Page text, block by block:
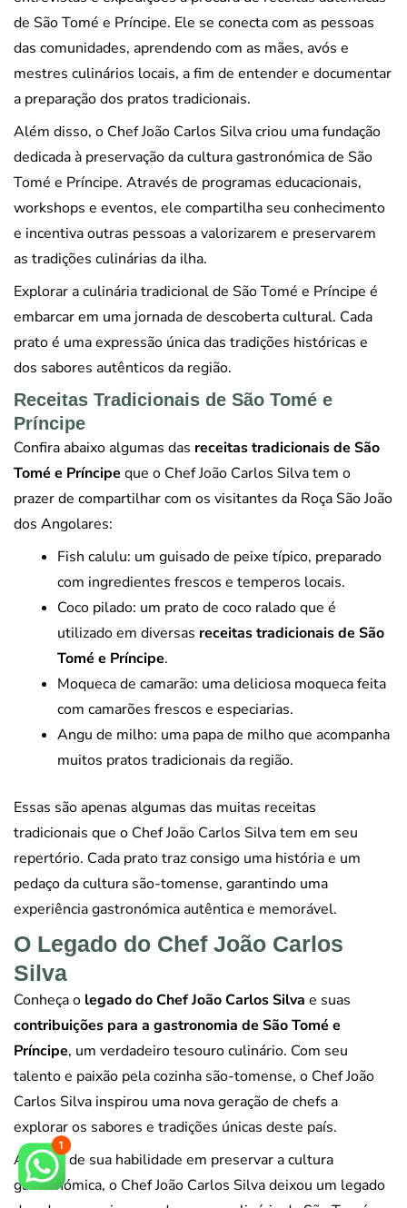
de São Tomé e Príncipe. Ele se conecta com as pessoas
das comunidades, aprendendo com as mães, avós e
mestres culinários locais, a fim de entender e documentar
a preparação dos pratos tradicionais.
Além disso, o Chef João Carlos Silva criou uma fundação
dedicada à preservação da cultura gastronómica de São
Tomé e Príncipe. Através de programas educacionais,
workshops e eventos, ele compartilha seu conhecimento
e incentiva outras pessoas a valorizarem e preservarem
as tradições culinárias da ilha.
Explorar a culinária tradicional de São Tomé e Príncipe é
embarcar em uma jornada de descoberta cultural. Cada
prato é uma expressão única das tradições históricas e
dos sabores autênticos da região.
Receitas Tradicionais de São Tomé e
Príncipe
Confira abaixo algumas das receitas tradicionais de São
Tomé e Príncipe que o Chef João Carlos Silva tem o
prazer de compartilhar com os visitantes da Roça São João
dos Angolares:
Fish calulu: um guisado de peixe típico, preparado
com ingredientes frescos e temperos locais.
Coco pilado: um prato de coco ralado que é
utilizado em diversas receitas tradicionais de São
Tomé e Príncipe.
Moqueca de camarão: uma deliciosa moqueca feita
com camarões frescos e especiarias.
Angu de milho: uma papa de milho que acompanha
muitos pratos tradicionais da região.
Essas são apenas algumas das muitas receitas
tradicionais que o Chef João Carlos Silva tem em seu
repertório. Cada prato traz consigo uma história e um
pedaço da cultura são-tomense, garantindo uma
experiência gastronómica autêntica e memorável.
O Legado do Chef João Carlos
Silva
Conheça o legado do Chef João Carlos Silva e suas
contribuições para a gastronomia de São Tomé e
Príncipe, um verdadeiro tesouro culinário. Com seu
talento e paixão pela cozinha são-tomense, o Chef João
Carlos Silva inspirou uma nova geração de chefs a
explorar os sabores e tradições únicas deste país.
Através de sua habilidade em preservar a cultura
gastronómica, o Chef João Carlos Silva deixou um legado